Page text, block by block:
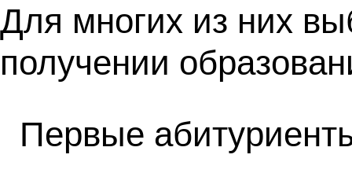
Для многих из них
получении
Первые